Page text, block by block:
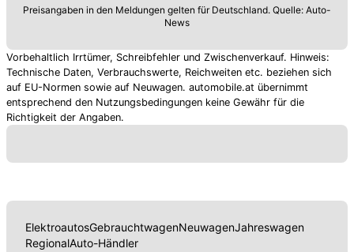
Preisangaben in den Meldungen gelten für Deutschland. Quelle: Auto-
News
Vorbehaltlich Irrtümer, Schreibfehler und Zwischenverkauf. Hinweis:
Technische Daten, Verbrauchswerte, Reichweiten etc. beziehen sich
auf EU-Normen sowie auf Neuwagen. automobile.at übernimmt
entsprechend den Nutzungsbedingungen keine Gewähr für die
Richtigkeit der Angaben.
ElektroautosGebrauchtwagenNeuwagenJahreswagen
RegionalAuto-Händler